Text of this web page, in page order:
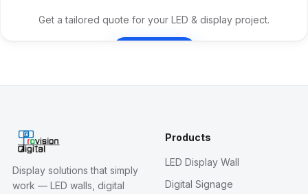
Get a tailored quote for your LED & display project.
Display solutions that simply
work — LED walls, digital
Products
LED Display Wall
Digital Signage